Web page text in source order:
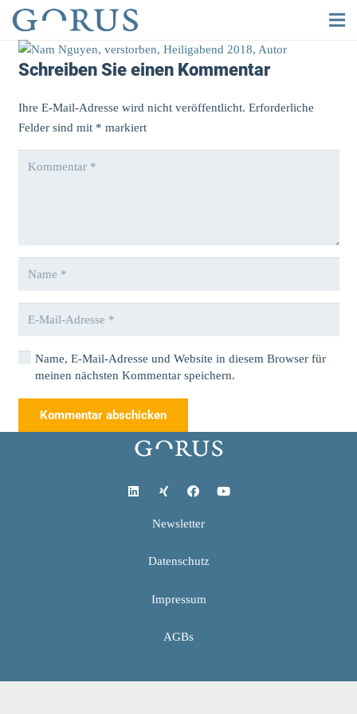
Schreiben Sie einen Kommentar
Ihre E-Mail-Adresse wird nicht veröffentlicht. Erforderliche
Felder sind mit * markiert
Name, E-Mail-Adresse und Website in diesem Browser für
meinen nächsten Kommentar speichern.
Kommentar abschicken
Newsletter
Datenschutz
Impressum
AGBs